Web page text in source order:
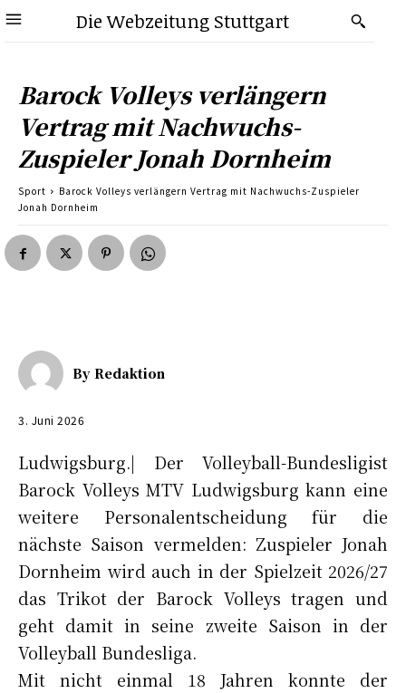
Die Webzeitung Stuttgart
Barock Volleys verlängern
Vertrag mit Nachwuchs-
Zuspieler Jonah Dornheim
Sport
Barock Volleys verlängern Vertrag mit Nachwuchs-Zuspieler
Jonah Dornheim
By Redaktion
3. Juni 2026
Ludwigsburg.| Der Volleyball-Bundesligist
Barock Volleys MTV Ludwigsburg kann eine
weitere Personalentscheidung für die
nächste Saison vermelden: Zuspieler Jonah
Dornheim wird auch in der Spielzeit 2026/27
das Trikot der Barock Volleys tragen und
geht damit in seine zweite Saison in der
Volleyball Bundesliga.
Mit nicht einmal 18 Jahren konnte der